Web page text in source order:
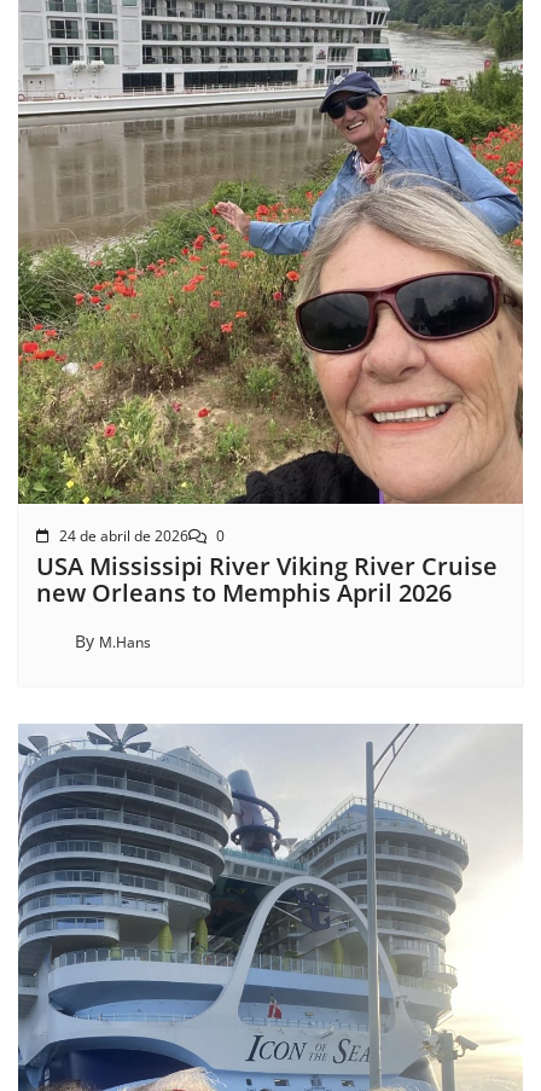
24 de abril de 2026 0
USA Mississipi River Viking River Cruise
new Orleans to Memphis April 2026
By M.Hans